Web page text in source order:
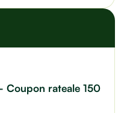
Coupon rateale 150